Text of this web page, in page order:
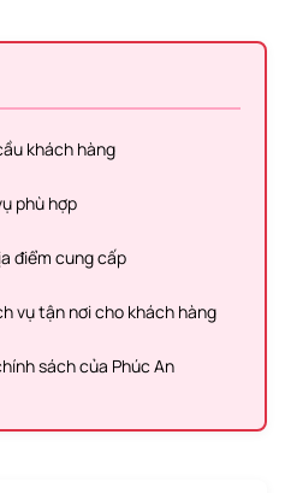
khách hàng
phù hợp
điểm cung cấp
vụ tận nơi cho khách hàng
sách của Phúc An